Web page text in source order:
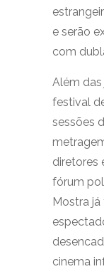
e serão
com
Além
festival
sessões
diretores
fórum
Mostra
cinema